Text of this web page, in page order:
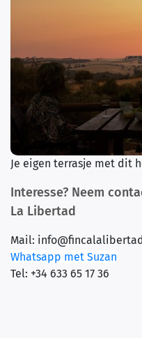
Je eigen terrasje met dit
Interesse? Neem
La Libertad
Mail:
Whatsapp met Suzan
Tel: +34 633 65 17 36